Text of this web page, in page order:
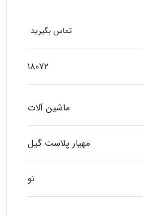
تماس بگیرید
18072
ماشین آلات
مهیار پلاست گیل
نو